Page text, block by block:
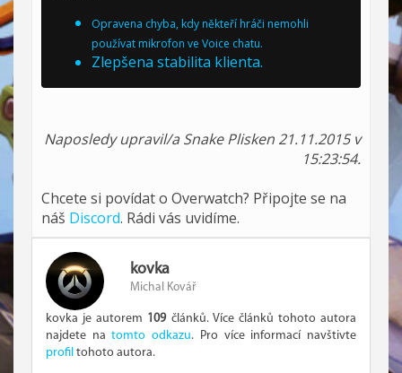
Opravena chyba, kdy někteří hráči nemohli
používat mikrofon ve Voice chatu.
Zlepšena stabilita klienta.
Naposledy upravil/a Snake Plisken 21.11.2015 v
15:23:54.
Chcete si povídat o Overwatch? Připojte se na
náš Discord. Rádi vás uvidíme.
kovka
Michal Kovář
kovka je autorem 109článků. Více článků tohoto autora
najdete natomto odkazu. Pro více informací navštivte
profil tohoto autora.